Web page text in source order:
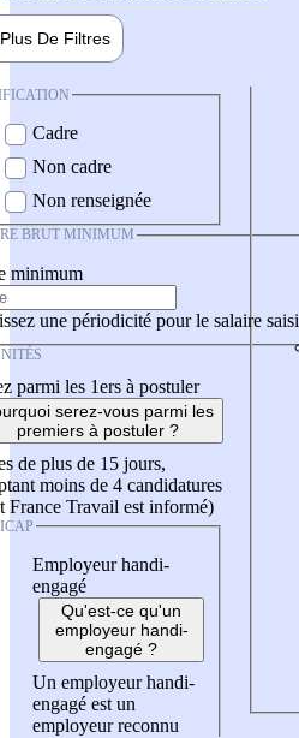
Plus De Filtres
Cadre
Non cadre
Non renseignée
BRUT MINIMUM
minimum
une périodicité pour le salaire saisi
parmi les 1ers à postuler
serez-vous parmi les
premiers à postuler ?
de plus de 15 jours,
moins de 4 candidatures
France Travail est informé)
Employeur handi-
engagé
Qu'est-ce qu'un
employeur handi-
engagé ?
Un employeur handi-
engagé est un
employeur reconnu